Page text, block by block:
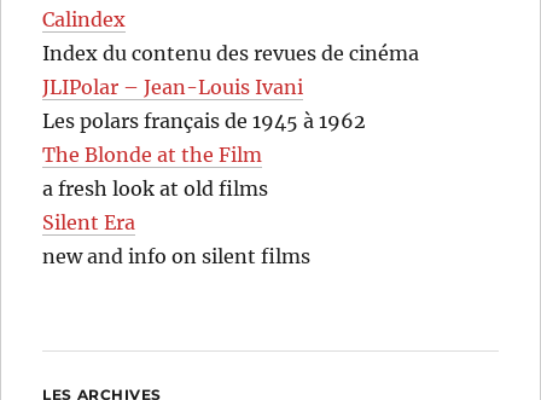
Calindex
Index du contenu des revues de cinéma
JLIPolar – Jean-Louis Ivani
Les polars français de 1945 à 1962
The Blonde at the Film
a fresh look at old films
Silent Era
new and info on silent films
LES ARCHIVES